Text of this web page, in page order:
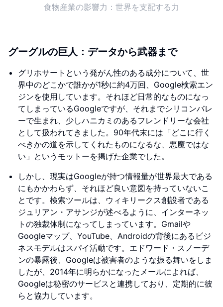
食物産業の影響力：世界を支配する力
グーグルの巨人：データから武器まで
グリホサートという発がん性のある成分について、世
界中のどこかで誰かが1秒に約4万回、Google検索エン
ジンを使用しています。それほど日常的なものになっ
てしまっているGoogleですが、それまでシリコンバレ
ーで生まれ、少しハニカミのあるフレンドリーな会社
として扱われてきました。90年代末には「どこに行く
べきかの道を示してくれたものになるな、悪魔ではな
い」というモットーを掲げた企業でした。
しかし、現実はGoogleが持つ情報量が世界最大である
にもかかわらず、それほど良い意図を持っていないこ
とです。検索ツールは、ウィキリークス創設者である
ジュリアン・アサンジが述べるように、インターネッ
トの独裁体制になってしまっています。Gmailや
Googleマップ、YouTube、Androidの背後にあるビジ
ネスモデルはスパイ活動です。エドワード・スノーデ
ンの暴露後、Googleは被害者のような振る舞いをしま
したが、2014年に明らかになったメールによれば、
Googleは秘密のサービスと連携しており、定期的に彼
らと協力しています。